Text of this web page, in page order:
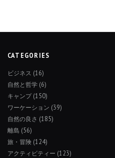
CATEGORIES
ビジネス (16)
自然と哲学 (6)
キャンプ(150)
ワーケーション (39)
自然の良さ (185)
離島 (56)
旅・冒険 (124)
アクティビティー (123)